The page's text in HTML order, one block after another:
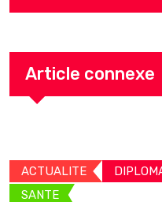
Article connexe
ACTUALITE
SANTE